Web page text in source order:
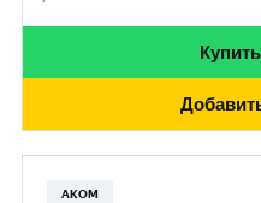
АКОМ